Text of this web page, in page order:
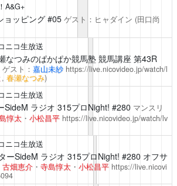
A&G+
ョッピング#05 ゲスト：ヒャダイン (田口尚
ニコ生放送
なつみのぱかぱか競馬塾競馬講座 第43R
ゲスト： 嘉山未紗 https://live.nicovideo.jp/watch/l
, 春瀬なつみ)
ニコ生放送
SideM ラジオ 315プロNight! #280 マンスリ
惇太・ 小松昌平 https://live.nicovideo.jp/watch/lv
ニコ生放送
ーSideM ラジオ 315プロNight! #280 オフサ
古畑恵介・ 寺島惇太・ 小松昌平 https://live.nicovi